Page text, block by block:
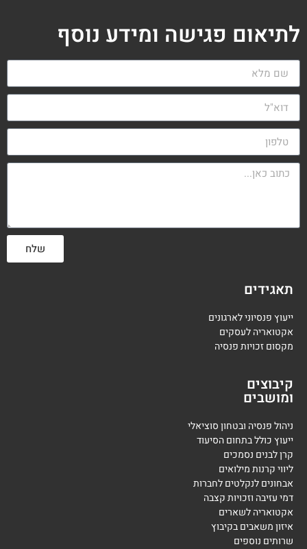
לתיאום פגישה ומידע נוסף
שלח
תאגידים
ייעוץ פנסיוני לארגונים
אקטואריה לעסקים
מקסום זכויות פנסיה
קיבוצים
ומושבים
ניהול פנסיה ובטחון סוציאלי
ייעוץ כולל בתחום הסיעוד
קרן לבנים נסמכים
ליווי קרנות מילואים
אבחונים לנקלטים לחברות
דמי עזיבה וזכויות קצבה
אקטואריה לשארים
איזון משאבים בקיבוץ
שרותים נוספים